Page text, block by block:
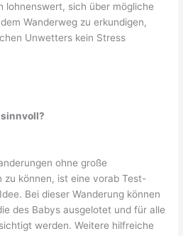
lohnenswert, sich über mögliche
Wanderweg zu erkundigen,
Unwetters kein Stress
ohne große
können, ist eine vorab Test-
Bei dieser Wanderung können
des Babys ausgelotet und für alle
werden. Weitere hilfreiche